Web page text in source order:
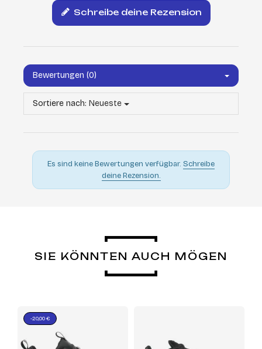
Schreibe deine Rezension
Bewertungen (0)
Sortiere nach: Neueste
Es sind keine Bewertungen verfügbar. Schreibe
deine Rezension.
SIE KÖNNTEN AUCH MÖGEN
-20,00 €